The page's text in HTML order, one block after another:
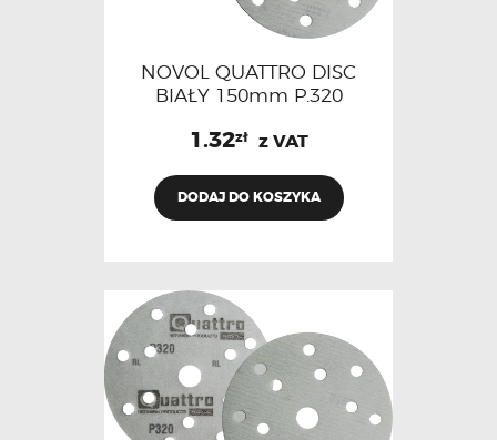
NOVOL QUATTRO DISC
BIAŁY 150mm P.320
1.32zł z VAT
DODAJ DO KOSZYKA